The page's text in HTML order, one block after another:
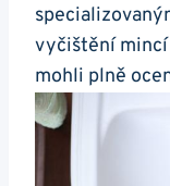
vyčištění
mohli ‌plně